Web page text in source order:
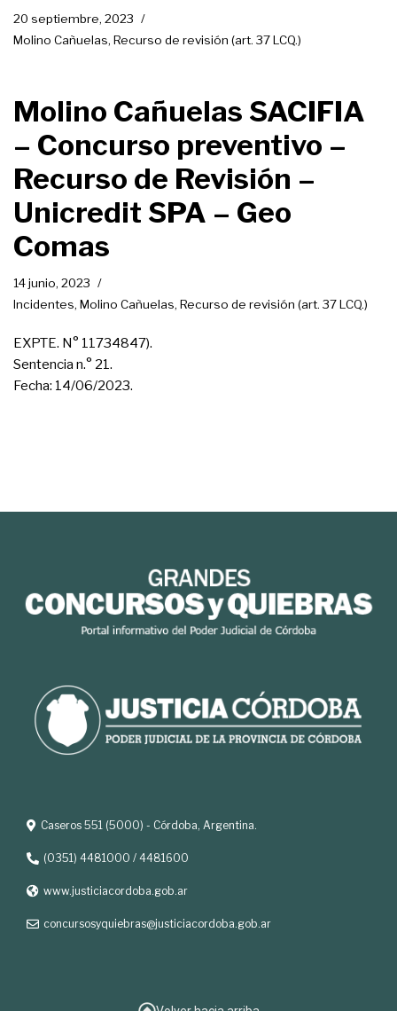
20 septiembre, 2023
Molino Cañuelas, Recurso de revisión (art. 37 LCQ.)
Molino Cañuelas SACIFIA
– Concurso preventivo –
Recurso de Revisión –
Unicredit SPA – Geo
Comas
14 junio, 2023
Incidentes, Molino Cañuelas, Recurso de revisión (art. 37 LCQ.)
EXPTE. N° 11734847).
Sentencia n.° 21.
Fecha: 14/06/2023.
Caseros 551 (5000) - Córdoba, Argentina.
(0351) 4481000 / 4481600
www.justiciacordoba.gob.ar
concursosyquiebras@justiciacordoba.gob.ar